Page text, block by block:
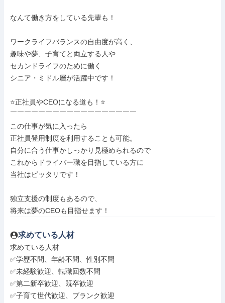
なんて働き方をしている先輩も！
ワークライフバランスの自由度が高く、
趣味や夢、子育てと両立する人や
セカンドライフのために働く
シニア・ミドル層が活躍中です！
⭐正社員やCEOになる道も！⭐
￣￣￣￣￣￣￣￣￣￣￣￣￣￣￣￣￣￣
この仕事が気に入ったら
正社員登用制度を利用することも可能。
自分に合う仕事かしっかり見極められるので
これからドライバー職を目指している方に
当社はピッタリです！
独立支援の制度もあるので、
将来は夢のCEOも目指せます！
求めている人材
求めている人材
✅学歴不問、年齢不問、性別不問
✅未経験歓迎、転職回数不問
✅第二新卒歓迎、既卒歓迎
✅子育て世代歓迎、ブランク歓迎